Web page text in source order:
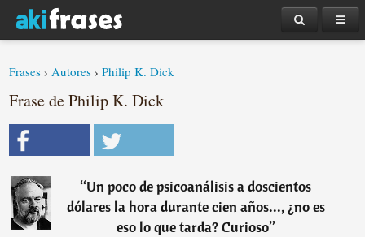
Frases ›Autores ›Philip K. Dick
Frase de Philip K. Dick
“Un poco de psicoanálisis a doscientos
dólares la hora durante cien años..., ¿no es
eso lo que tarda? Curioso”